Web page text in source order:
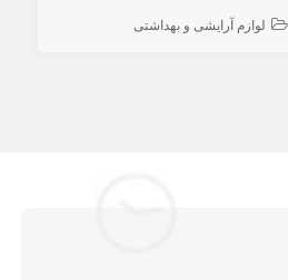
لوازم آرایشی و بهداشتی